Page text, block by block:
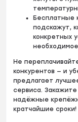
Бесплатные
подскажут,
конкретных
Не
конкурентов — и
предлагает
сервиса.
надёжные
кратчайшие сроки!